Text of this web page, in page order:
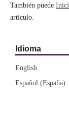
También puede
artículo.
Idioma
English
Español (España)